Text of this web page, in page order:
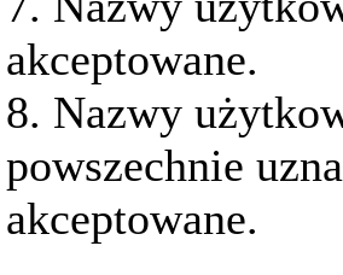
akceptowane.
8. Nazwy
powszechnie
akceptowane.